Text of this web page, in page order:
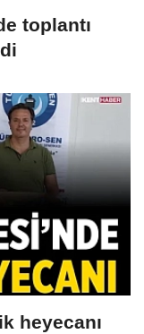
toplantı
heyecanı